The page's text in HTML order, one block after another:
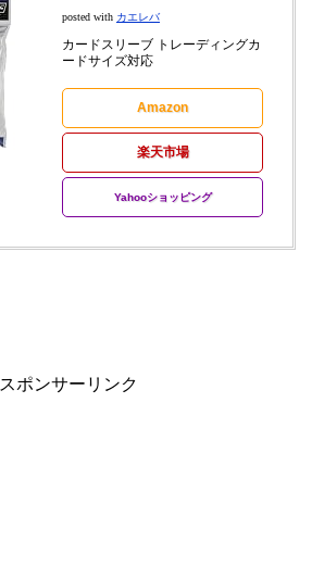
posted with カエレバ
カードスリーブ トレーディングカ
ードサイズ対応
Amazon
楽天市場
Yahooショッピング
スポンサーリンク